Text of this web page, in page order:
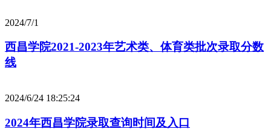
2024/7/1
西昌学院2021-2023年艺术类、体育类批次录取分数
线
2024/6/24 18:25:24
2024年西昌学院录取查询时间及入口